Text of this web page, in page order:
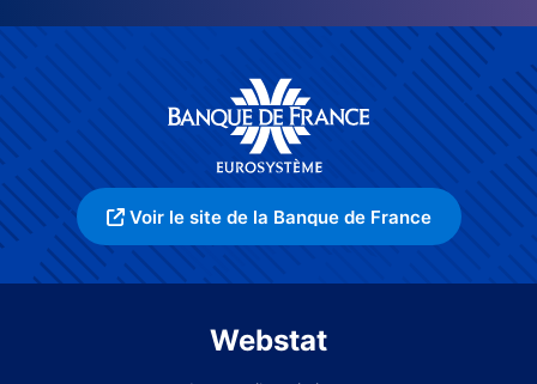
Voir le site de la Banque de France
Webstat